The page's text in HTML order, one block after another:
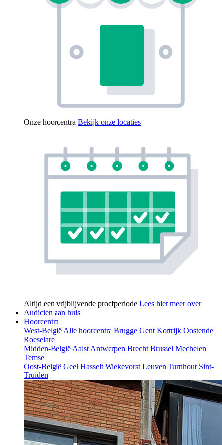
Onze hoorcentra Bekijk onze locaties
Altijd een vrijblijvende proefperiode Lees hier meer over
Audicien aan huis
Hoorcentra
West-België Alle hoorcentra Brugge Gent Kortrijk Oostende
Roeselare
Midden-België Aalst Antwerpen Brecht Brussel Mechelen
Temse
Oost-België Geel Hasselt Wiekevorst Leuven Turnhout Sint-
Truiden